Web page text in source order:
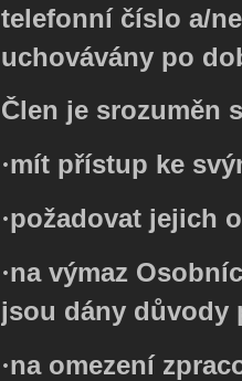
telefonní číslo a/
uchovávány po
Člen je srozuměn
·mít přístup ke
·požadovat jejich
·na výmaz
jsou dány důvody
·na omezení